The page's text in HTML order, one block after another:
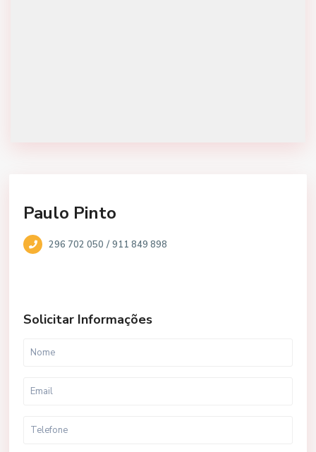
Paulo Pinto
296 702 050 /911 849 898
Solicitar Informações